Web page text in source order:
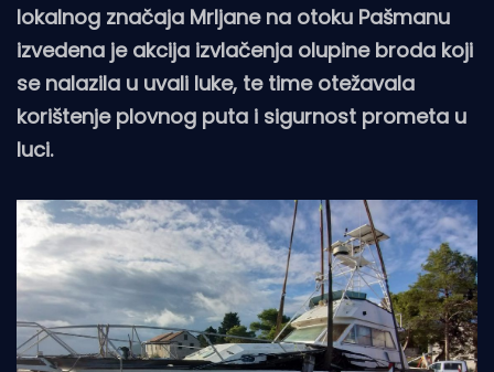
lokalnog značaja Mrljane na otoku Pašmanu
izvedena je akcija izvlačenja olupine broda koji
se nalazila u uvali luke, te time otežavala
korištenje plovnog puta i sigurnost prometa u
luci.